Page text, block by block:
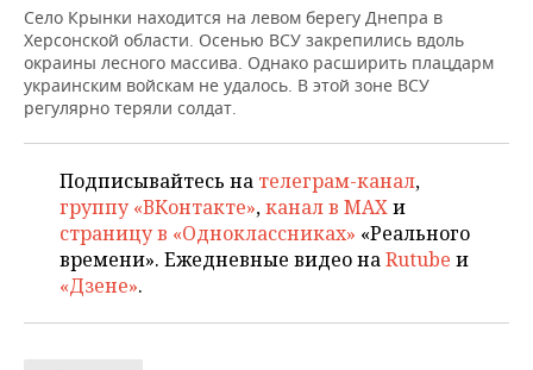
ТЕЛЕКОММУНИКАЦИИ
БИЗНЕС-БРАНЧИ
ONLINE-КОНФЕРЕНЦИИ
ОТКРЫТАЯ ЛЕКЦИЯ
ФУТБОЛ
ХОККЕЙ
БАСКЕТБОЛ
ВОЛЕЙБОЛ
КИБЕРСПОРТ
ФИГУРНОЕ КАТАНИЕ
НОВОСТИ ОБЩЕСТВА
ВЛАСТЬ
ИНФРАСТРУКТУРА
ИСТОРИЯ
КУЛЬТУРА
МЕДИЦИНА
ФОТОГАЛЕРЕЯ
СЮЖЕТЫ
СПРАВОЧНИК
СПИСОК ПЕРСОН
СПИСОК КОМПАНИЙ
ПОЛНАЯ ВЕРСИЯ
Село Крынки находится на левом берегу Днепра в
Херсонской области. Осенью ВСУ закрепились вдоль
окраины лесного массива. Однако расширить плацдарм
украинским войскам не удалось. В этой зоне ВСУ
регулярно теряли солдат.
Подписывайтесь на телеграм-канал,
группу «ВКонтакте»,канал в MAXи
страницу в «Одноклассниках» «Реального
времени». Ежедневные видео наRutube и
«Дзене».